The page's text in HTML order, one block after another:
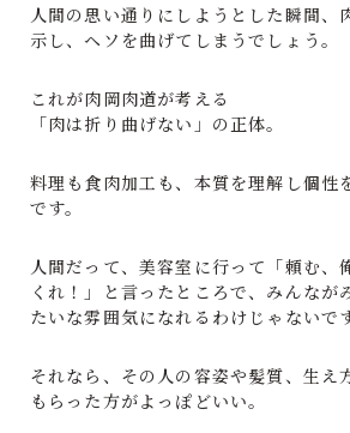
人間の思い通りにしようとした瞬間、
示し、ヘソを曲げてしまうでしょう。
これが肉岡肉道が考える
「肉は折り曲げない」の正体。
料理も食肉加工も、本質を理解し個性
です。
人間だって、美容室に行って「頼む、
くれ！」と言ったところで、みんなが
たいな雰囲気になれるわけじゃないで
それなら、その人の容姿や髪質、生え
もらった方がよっぽどいい。